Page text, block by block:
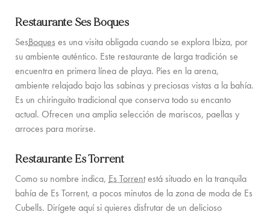
Restaurante Ses Boques
SesBoques es una visita obligada cuando se explora Ibiza, por
su ambiente auténtico. Este restaurante de larga tradición se
encuentra en primera línea de playa. Pies en la arena,
ambiente relajado bajo las sabinas y preciosas vistas a la bahía.
Es un chiringuito tradicional que conserva todo su encanto
actual. Ofrecen una amplia selección de mariscos, paellas y
arroces para morirse.
Restaurante Es Torrent
Como su nombre indica, Es Torrentestá situado en la tranquila
bahía de Es Torrent, a pocos minutos de la zona de moda de Es
Cubells. Dirígete aquí si quieres disfrutar de un delicioso